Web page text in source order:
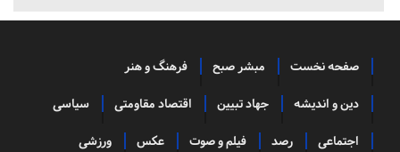
صفحه نخست مبشر صبح فرهنگ و هنر
دین و اندیشه جهاد تبیین اقتصاد مقاومتی سیاسی
اجتماعی رصد فیلم و صوت عکس ورزشی